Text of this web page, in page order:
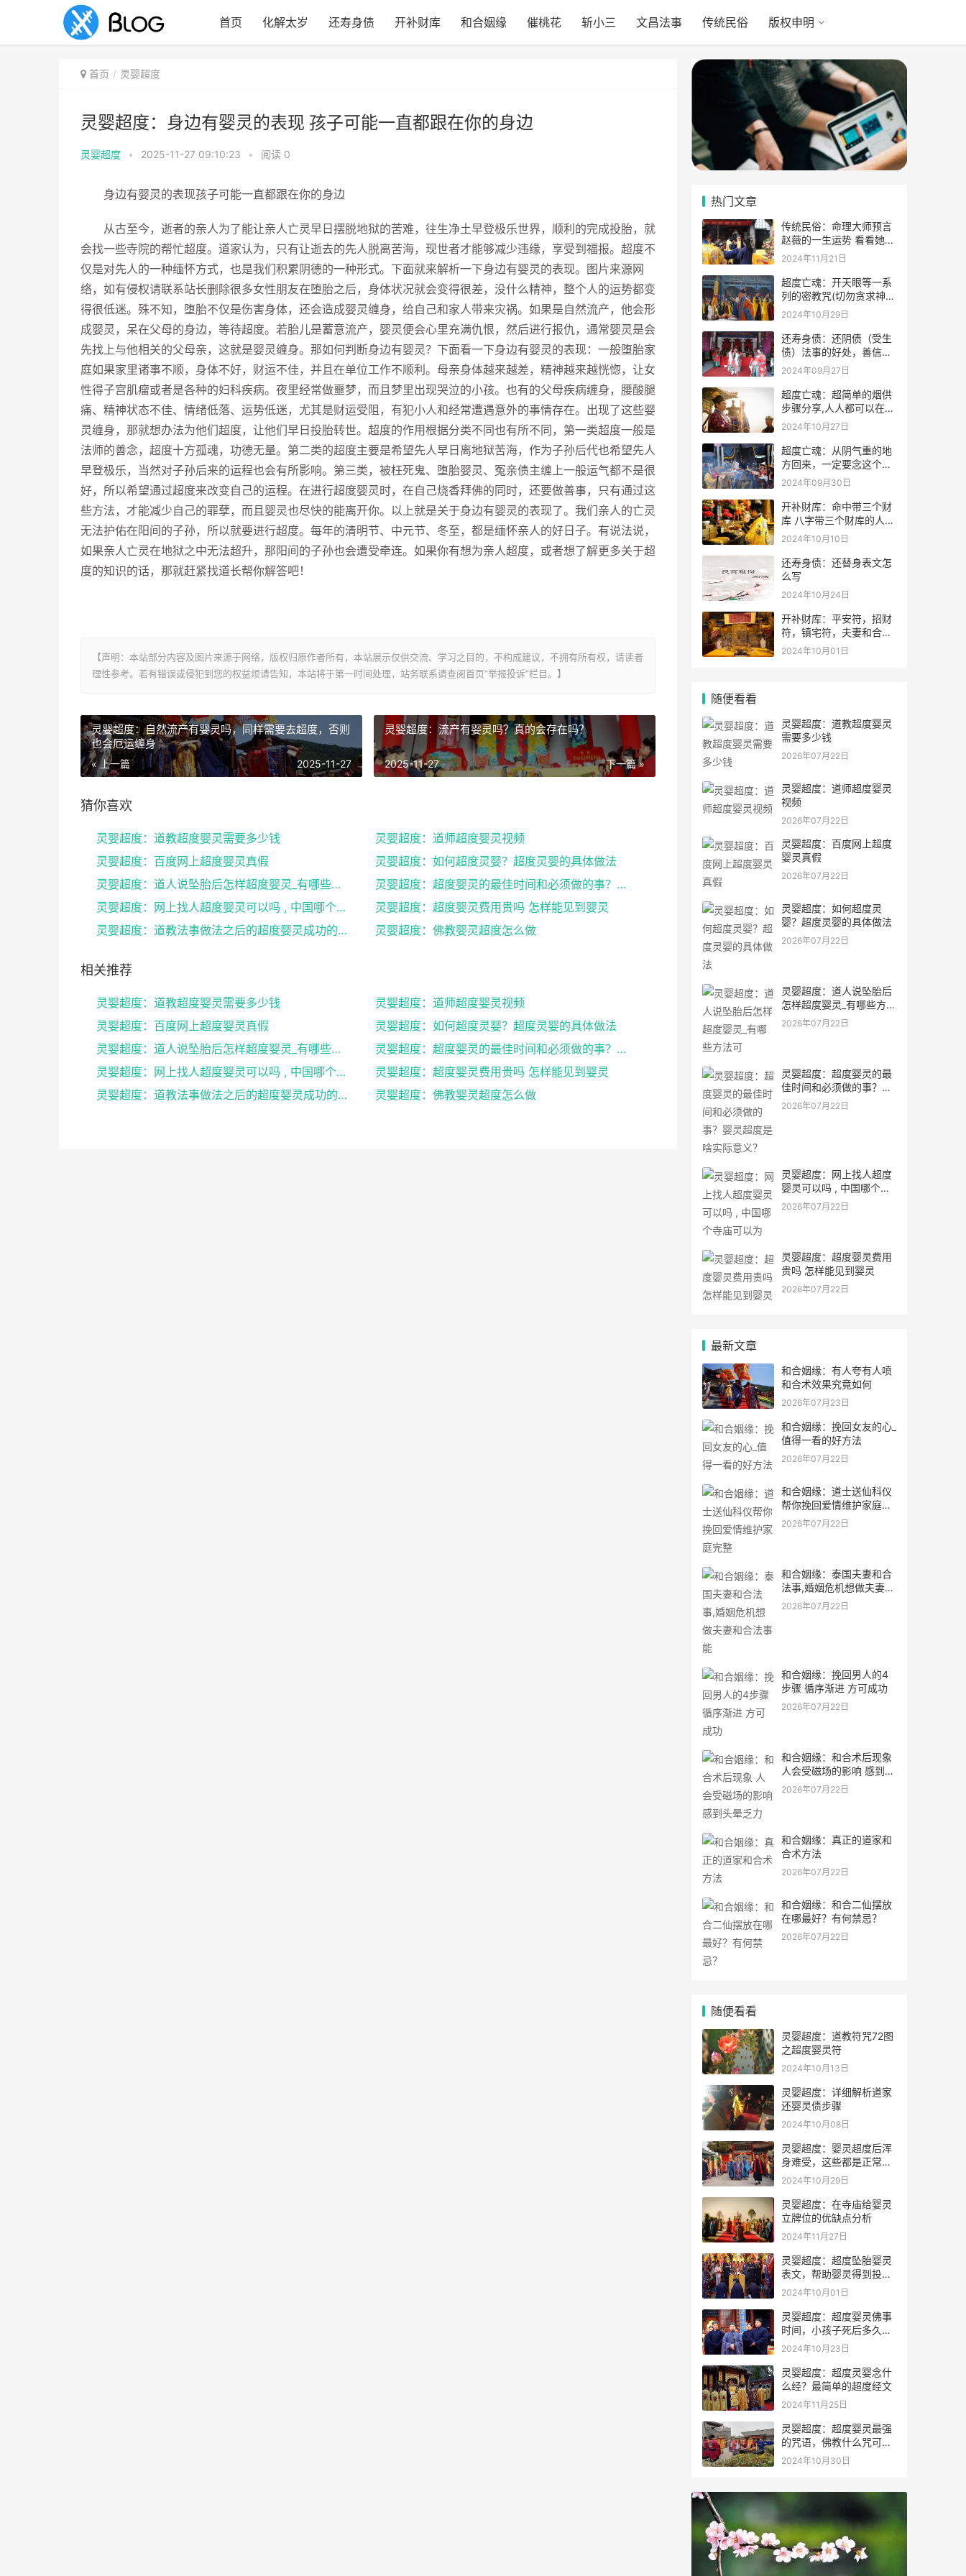
首页 化解太岁 还寿身债 开补财库 和合姻缘 催桃花 斩小三 文昌法事 传统民俗 版权申明
首页 灵婴超度
灵婴超度：身边有婴灵的表现 孩子可能一直都跟在你的身边
灵婴超度 • 2025-11-27 09:10:23 • 阅读 0
身边有婴灵的表现孩子可能一直都跟在你的身边
从古至今，逝者的亲人为了能让亲人亡灵早日摆脱地狱的苦难，往生净土早登极乐世界，顺利的完成投胎，就
会找一些寺院的帮忙超度。道家认为，只有让逝去的先人脱离苦海，现世者才能够减少违缘，享受到福报。超度不
仅是对先人的一种缅怀方式，也是我们积累阴德的一种形式。下面就来解析一下身边有婴灵的表现。图片来源网
络，如有侵权请联系站长删除很多女性朋友在堕胎之后，身体状况就会变得很差，没什么精神，整个人的运势都变
得很低迷。殊不知，堕胎不仅是伤害身体，还会造成婴灵缠身，给自己和家人带来灾祸。如果是自然流产，他会形
成婴灵，呆在父母的身边，等待超度。若胎儿是蓄意流产，婴灵便会心里充满仇恨，然后进行报仇，通常婴灵是会
先找上与他相关的父母亲，这就是婴灵缠身。那如何判断身边有婴灵？下面看一下身边有婴灵的表现：一般堕胎家
庭如果家里诸事不顺，身体不好，财运不佳，并且在单位工作不顺利。母亲身体越来越差，精神越来越恍惚，让女
性得子宫肌瘤或者是各种的妇科疾病。夜里经常做噩梦，而且梦里出现哭泣的小孩。也有的父母疾病缠身，腰酸腿
痛、精神状态不佳、情绪低落、运势低迷，尤其是财运受阻，有犯小人和经常遭遇意外的事情存在。出现了这些婴
灵缠身，那就想办法为他们超度，让他们早日投胎转世。超度的作用根据分类不同也有所不同，第一类超度一般是
法师的善念，超度十方孤魂，功德无量。第二类的超度主要是希望先人早日离地狱苦海，作为子孙后代也希望先人
早登极乐，当然对子孙后来的运程也会有所影响。第三类，被枉死鬼、堕胎婴灵、冤亲债主缠上一般运气都不是很
好，所以希望通过超度来改变自己的运程。在进行超度婴灵时，在自己烧香拜佛的同时，还要做善事，只有通过这
些方法，才能减少自己的罪孽，而且婴灵也尽快的能离开你。以上就是关于身边有婴灵的表现了。我们亲人的亡灵
无法护佑在阳间的子孙，所以就要进行超度。每年的清明节、中元节、冬至，都是缅怀亲人的好日子。有说法说，
如果亲人亡灵在地狱之中无法超升，那阳间的子孙也会遭受牵连。如果你有想为亲人超度，或者想了解更多关于超
度的知识的话，那就赶紧找道长帮你解答吧！
【声明：本站部分内容及图片来源于网络，版权归原作者所有，本站展示仅供交流、学习之目的，不构成建议，不拥有所有权，请读者
理性参考。若有错误或侵犯到您的权益烦请告知，本站将于第一时间处理，站务联系请查阅首页“举报投诉”栏目。】
灵婴超度：自然流产有婴灵吗，同样需要去超度，否则
也会厄运缠身
« 上一篇 2025-11-27
灵婴超度：流产有婴灵吗？真的会存在吗？
下一篇 »
2025-11-27
猜你喜欢
灵婴超度：道教超度婴灵需要多少钱
灵婴超度：道师超度婴灵视频
灵婴超度：百度网上超度婴灵真假
灵婴超度：如何超度灵婴？超度灵婴的具体做法
灵婴超度：道人说坠胎后怎样超度婴灵_有哪些方法可
灵婴超度：超度婴灵的最佳时间和必须做的事？婴灵超度...
灵婴超度：网上找人超度婴灵可以吗 , 中国哪个寺庙...
灵婴超度：超度婴灵费用贵吗 怎样能见到婴灵
灵婴超度：道教法事做法之后的超度婴灵成功的征兆
灵婴超度：佛教婴灵超度怎么做
相关推荐
灵婴超度：道教超度婴灵需要多少钱
灵婴超度：道师超度婴灵视频
灵婴超度：百度网上超度婴灵真假
灵婴超度：如何超度灵婴？超度灵婴的具体做法
灵婴超度：道人说坠胎后怎样超度婴灵_有哪些方法可
灵婴超度：超度婴灵的最佳时间和必须做的事？婴灵超度...
灵婴超度：网上找人超度婴灵可以吗 , 中国哪个寺庙...
灵婴超度：超度婴灵费用贵吗 怎样能见到婴灵
灵婴超度：道教法事做法之后的超度婴灵成功的征兆
灵婴超度：佛教婴灵超度怎么做
热门文章
传统民俗：命理大师预言
赵薇的一生运势 看看她的
表示
2024年11月21日
超度亡魂：开天眼等一系
列的密教咒(切勿贪求神
通)
2024年10月29日
还寿身债：还阴债（受生
债）法事的好处，善信必
看！
2024年09月27日
超度亡魂：超简单的烟供
步骤分享,人人都可以在家
做烟供
2024年10月27日
超度亡魂：从阴气重的地
方回来，一定要念这个
咒！
2024年09月30日
开补财库：命中带三个财
库 八字带三个财库的人是
不是很有钱？
2024年10月10日
还寿身债：还替身表文怎
么写
2024年10月24日
开补财库：平安符，招财
符，镇宅符，夫妻和合符.
灵符符咒.
2024年10月01日
随便看看
灵婴超度：道教超度婴灵
需要多少钱
2026年07月22日
灵婴超度：道师超度婴灵
视频
2026年07月22日
灵婴超度：百度网上超度
婴灵真假
2026年07月22日
灵婴超度：如何超度灵
婴？超度灵婴的具体做法
2026年07月22日
灵婴超度：道人说坠胎后
怎样超度婴灵_有哪些方法
可
2026年07月22日
灵婴超度：超度婴灵的最
佳时间和必须做的事？婴
灵超度是啥实际意义？
2026年07月22日
灵婴超度：网上找人超度
婴灵可以吗 , 中国哪个寺
庙可以为
2026年07月22日
灵婴超度：超度婴灵费用
贵吗 怎样能见到婴灵
2026年07月22日
最新文章
和合姻缘：有人夸有人喷
和合术效果究竟如何
2026年07月23日
和合姻缘：挽回女友的心_
值得一看的好方法
2026年07月22日
和合姻缘：道士送仙科仪
帮你挽回爱情维护家庭完
整
2026年07月22日
和合姻缘：泰国夫妻和合
法事,婚姻危机想做夫妻和
合法事能
2026年07月22日
和合姻缘：挽回男人的4
步骤 循序渐进 方可成功
2026年07月22日
和合姻缘：和合术后现象
人会受磁场的影响 感到头
晕乏力
2026年07月22日
和合姻缘：真正的道家和
合术方法
2026年07月22日
和合姻缘：和合二仙摆放
在哪最好？有何禁忌？
2026年07月22日
随便看看
灵婴超度：道教符咒72图
之超度婴灵符
2024年10月13日
灵婴超度：详细解析道家
还婴灵债步骤
2024年10月08日
灵婴超度：婴灵超度后浑
身难受，这些都是正常的
表现，代表孩子得到解脱
2024年10月29日
灵婴超度：在寺庙给婴灵
立牌位的优缺点分析
2024年11月27日
灵婴超度：超度坠胎婴灵
表文，帮助婴灵得到投胎
转世
2024年10月01日
灵婴超度：超度婴灵佛事
时间，小孩子死后多久会
投胎
2024年10月23日
灵婴超度：超度灵婴念什
么经？最简单的超度经文
2024年11月25日
灵婴超度：超度婴灵最强
的咒语，佛教什么咒可以
驱鬼
2024年10月30日